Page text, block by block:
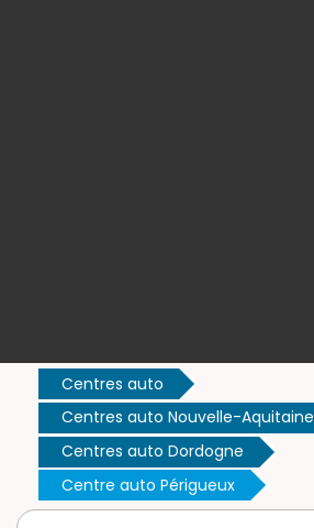
Centres auto
Centres auto Nouvelle-Aquitaine
Centres auto Dordogne
Centre auto Périgueux